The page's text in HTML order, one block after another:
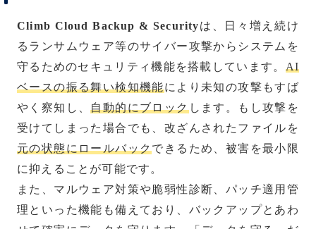
Climb Cloud Backup & Securityは、日々増え続け
るランサムウェア等のサイバー攻撃からシステムを
守るためのセキュリティ機能を搭載しています。 AI
ベースの振る舞い検知機能により未知の攻撃もすば
やく察知し、自動的にブロックします。もし攻撃を
受けてしまった場合でも、改ざんされたファイルを
元の状態にロールバックできるため、被害を最小限
に抑えることが可能です。
また、マルウェア対策や脆弱性診断、パッチ適用管
理といった機能も備えており、バックアップとあわ